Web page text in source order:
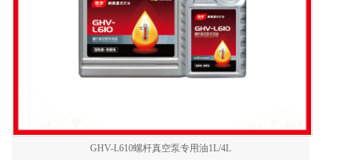
GHV-L610螺杆真空泵专用油1L/4L